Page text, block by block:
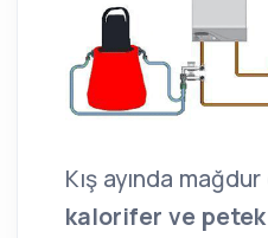
Kış ayında
kalorifer ve